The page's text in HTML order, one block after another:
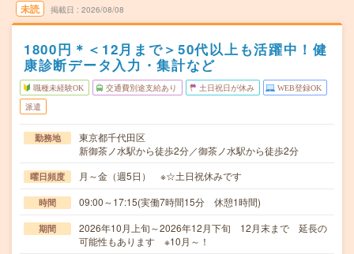
未読 掲載日 2026/08/08
1800円＊＜12月まで＞50代以上も活躍中！健
康診断データ入力・集計など
職種未経験OK 交通費別途支給あり 土日祝日が休み WEB登録OK
派遣
勤務地
東京都千代田区
新御茶ノ水駅から徒歩2分／御茶ノ水駅から徒歩2分
曜日頻度 月～金（週5日） ※☆土日祝休みです
時間 09:00～17:15(実働7時間15分 休憩1時間)
期間
2026年10月上旬～2026年12月下旬 12月末まで 延長の
可能性もあります ※10月～！